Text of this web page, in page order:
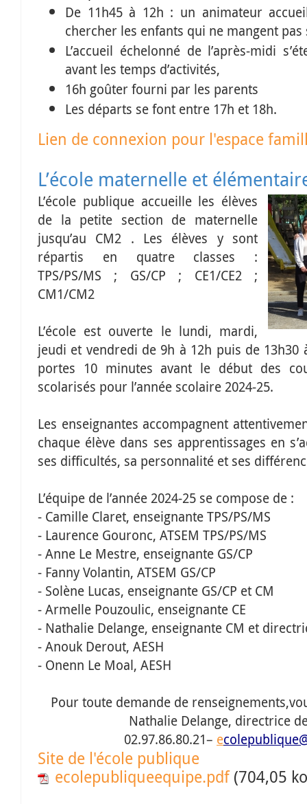
De 11h45 à 12h : un animateur
chercher les enfants qui ne mangent pas
L’accueil échelonné de l’après-midi
avant les temps d’activités,
16h goûter fourni par les parents
Les départs se font entre 17h et 18h.
Lien de connexion pour l'espace
L’école maternelle et
L’école publique accueille les élèves
de la petite section de maternelle
jusqu’au CM2 . Les élèves y sont
répartis en quatre classes :
TPS/PS/MS ; GS/CP ; CE1/CE2 ;
CM1/CM2
L’école est ouverte le lundi, mardi,
jeudi et vendredi de 9h à 12h puis de 13h30
portes 10 minutes avant le début des
scolarisés pour l’année scolaire 2024-25.
Les enseignantes accompagnent
chaque élève dans ses apprentissages en
ses difficultés, sa personnalité et ses
L’équipe de l’année 2024-25 se compose de :
- Camille Claret, enseignante TPS/PS/MS
- Laurence Gouronc, ATSEM TPS/PS/MS
- Anne Le Mestre, enseignante GS/CP
- Fanny Volantin, ATSEM GS/CP
- Solène Lucas, enseignante GS/CP et CM
- Armelle Pouzoulic, enseignante CE
- Nathalie Delange, enseignante CM et
- Anouk Derout, AESH
- Onenn Le Moal, AESH
Pour toute demande de
Nathalie Delange, directrice
02.97.86.80.21– e
Site de l'école publique
ecolepubliqueequipe.pdf(704,05